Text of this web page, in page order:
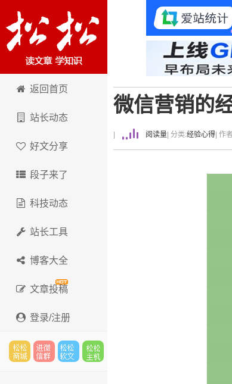
卢松松博客
返回首页
站长动态
好文分享
段子来了
科技动态
站长工具
博客大全
文章投稿
登录/注册
微信营销的
阅读量 | 分类:经验心得 | 作